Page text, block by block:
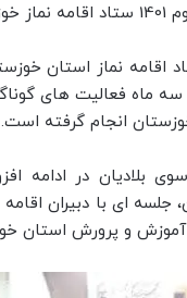
کرد.
ماه فعالیت های
انجام گرفته است.
بلادیان در ادامه
آموزش و پرورش استان